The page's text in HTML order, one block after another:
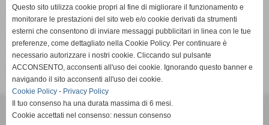
determinati "assets" di altri.
Occorre comunicare con apposita mail l´ interesse a questo
tipo di servizio (inviare la mail a info@studiopieralli.it,
precisando nell´ oggetto incarico per compravendita e
nome cliente)
DOTT. PAOLO PIERALLI - STUDIO COMMERCIALE e di REVISIONE
CONTABILE
Questo sito utilizza cookie propri al fine di migliorare il funzionamento e
monitorare le prestazioni del sito web e/o cookie derivati da strumenti
esterni che consentono di inviare messaggi pubblicitari in linea con le tue
preferenze, come dettagliato nella Cookie Policy. Per continuare è
necessario autorizzare i nostri cookie. Cliccando sul pulsante
ACCONSENTO, acconsenti all'uso dei cookie. Ignorando questo banner e
navigando il sito acconsenti all'uso dei cookie.
Cookie Policy - Privacy Policy
Il tuo consenso ha una durata massima di 6 mesi.
Cookie accettati nel consenso: nessun consenso